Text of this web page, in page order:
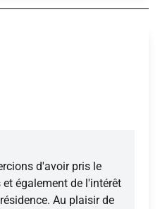
d'avoir pris le
également de l'intérêt
Au plaisir de